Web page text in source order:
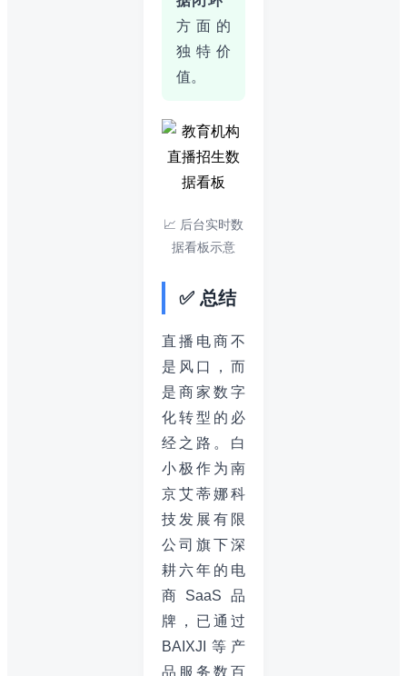
方面的
独特价
值。
📈 后台实时数
据看板示意
✅ 总结
直播电商不
是风口，而
是商家数字
化转型的必
经之路。白
小极作为南
京艾蒂娜科
技发展有限
公司旗下深
耕六年的电
商SaaS品
牌，已通过
BAIXJI等产
品服务数百